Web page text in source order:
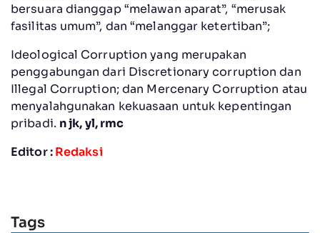
bersuara dianggap “melawan aparat”, “merusak
fasilitas umum”, dan “melanggar ketertiban”;
Ideological Corruption yang merupakan
penggabungan dari Discretionary corruption dan
Illegal Corruption; dan Mercenary Corruption atau
menyalahgunakan kekuasaan untuk kepentingan
pribadi. n jk, yl, rmc
Editor :Redaksi
Tags